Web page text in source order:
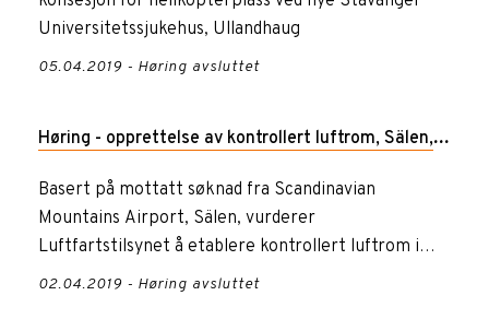
Universitetssjukehus, Ullandhaug
05.04.2019 - Høring avsluttet
Høring - opprettelse av kontrollert luftrom, Sälen,
øst av Rena i Trysil
Basert på mottatt søknad fra Scandinavian
Mountains Airport, Sälen, vurderer
Luftfartstilsynet å etablere kontrollert luftrom i
området øst av Rena i Trysil.
02.04.2019 - Høring avsluttet